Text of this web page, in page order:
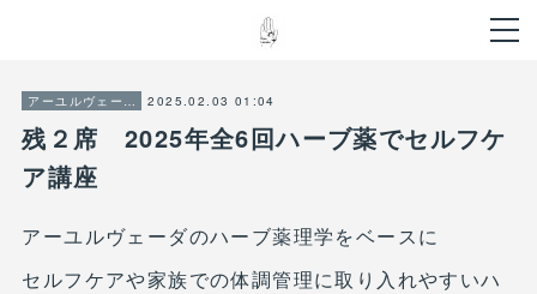
アーユルヴェーダ 2025.02.03 01:04
残２席 2025年全6回ハーブ薬でセルフケ
ア講座
アーユルヴェーダのハーブ薬理学をベースに
セルフケアや家族での体調管理に取り入れやすいハ